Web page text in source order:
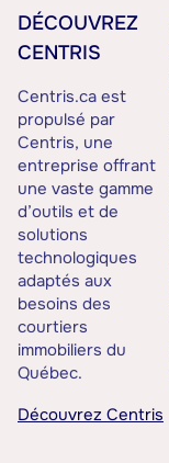
DÉCOUVREZ
CENTRIS
Centris.ca est
propulsé par
Centris, une
entreprise offrant
une vaste gamme
d’outils et de
solutions
technologiques
adaptés aux
besoins des
courtiers
immobiliers du
Québec.
Découvrez Centris